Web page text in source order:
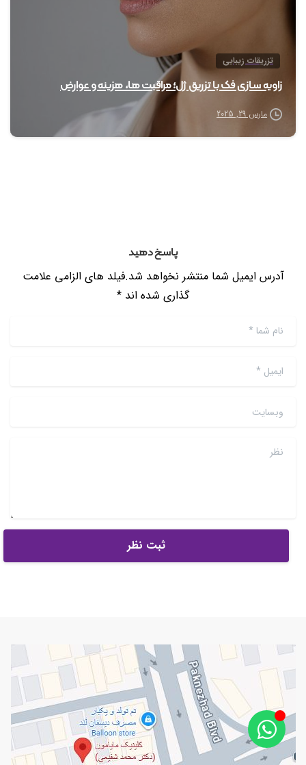
تزریقات زیبایی
زاویه سازی فک با تزریق ژل؛ مراقبت ها، هزینه و عوارض
مارس 29, 2025
پاسخ دهید
آدرس ایمیل شما منتشر نخواهد شد.فیلد های الزامی علامت
گذاری شده اند *
نام شما *
ایمیل *
وبسایت
نظر